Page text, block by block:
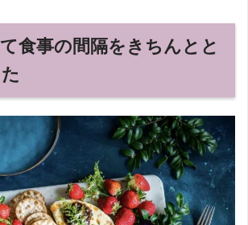
食事の間隔をきちんとと